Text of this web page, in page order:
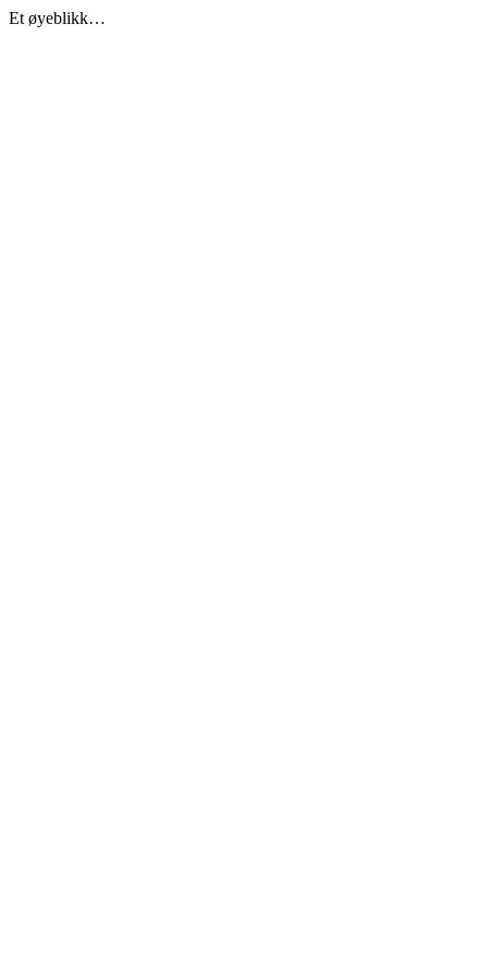
Et øyeblikk…